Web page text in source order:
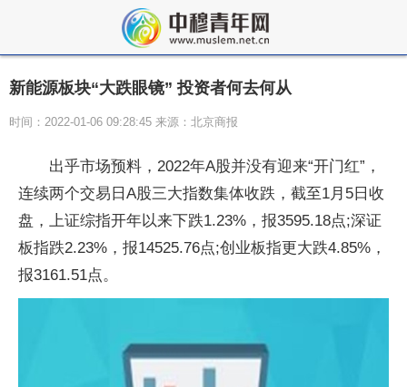
新能源板块“大跌眼镜” 投资者何去何从
时间：2022-01-06 09:28:45 来源：北京商报
出乎市场预料，2022年A股并没有迎来“开门红”，
连续两个交易日A股三大指数集体收跌，截至1月5日收
盘，上证综指开年以来下跌1.23%，报3595.18点;深证
板指跌2.23%，报14525.76点;创业板指更大跌4.85%，
报3161.51点。